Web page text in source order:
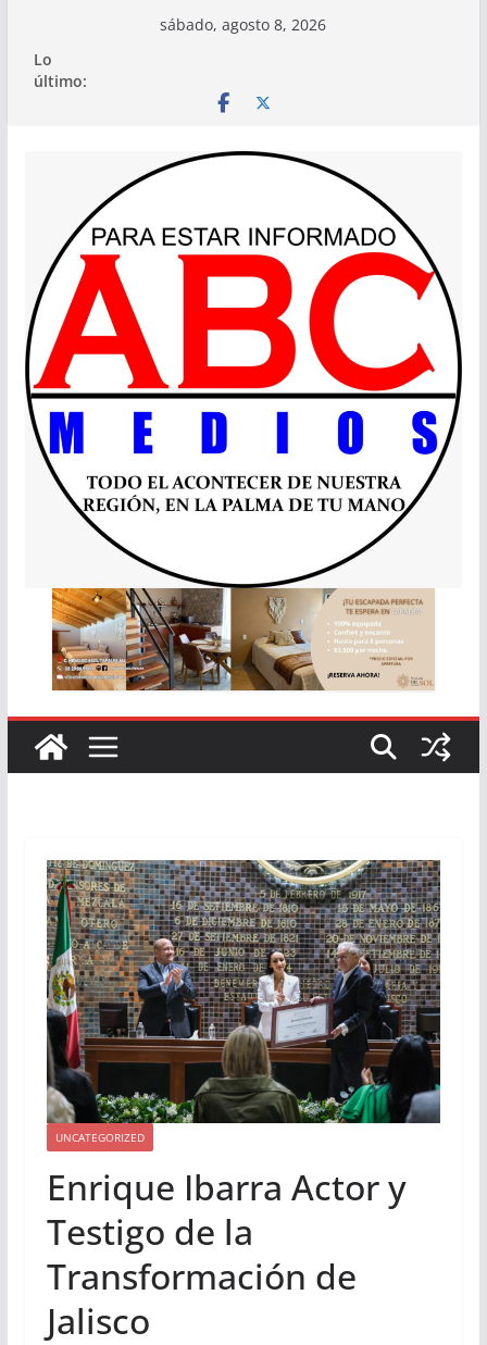
contenido
sábado, agosto 8, 2026
Lo
último:
UNCATEGORIZED
Enrique Ibarra Actor y
Testigo de la
Transformación de
Jalisco